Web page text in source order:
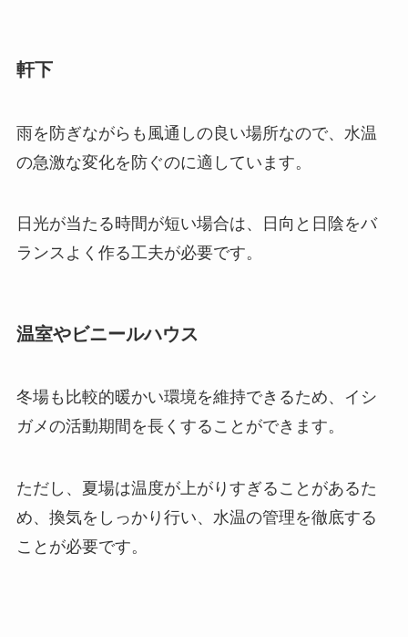
軒下
雨を防ぎながらも風通しの良い場所なので、水温
の急激な変化を防ぐのに適しています。
日光が当たる時間が短い場合は、日向と日陰をバ
ランスよく作る工夫が必要です。
温室やビニールハウス
冬場も比較的暖かい環境を維持できるため、イシ
ガメの活動期間を長くすることができます。
ただし、夏場は温度が上がりすぎることがあるた
め、換気をしっかり行い、水温の管理を徹底する
ことが必要です。